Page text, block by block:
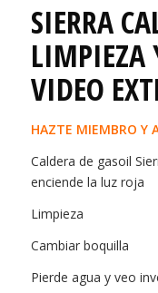
SIERRA
LIMPIEZA
VIDEO
HAZTE MIEMBRO Y
Caldera de gasoil
enciende la luz roja
Limpieza
Cambiar boquilla
Pierde agua y veo